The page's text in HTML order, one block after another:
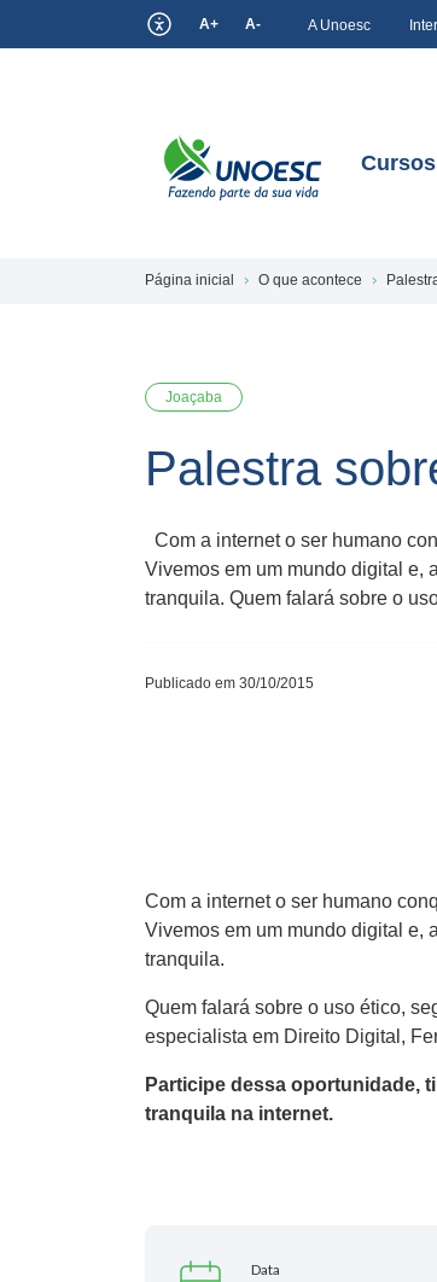
A+ A- A Unoesc
Cursos
Página inicial O que acontece
Joaçaba
Palestra
Com a internet o ser humano
Vivemos em um mundo digital e,
tranquila. Quem falará sobre o
Publicado em 30/10/2015
Com a internet o ser humano
Vivemos em um mundo digital e,
tranquila.
Quem falará sobre o uso ético,
especialista em Direito Digital,
Participe dessa oportunidade,
tranquila na internet.
Data